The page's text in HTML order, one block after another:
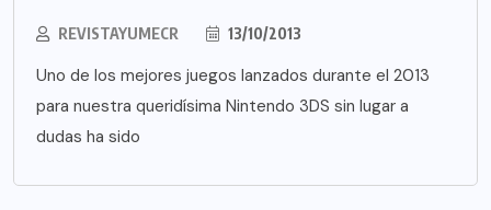
REVISTAYUMECR 13/10/2013
Uno de los mejores juegos lanzados durante el 2013
para nuestra queridísima Nintendo 3DS sin lugar a
dudas ha sido